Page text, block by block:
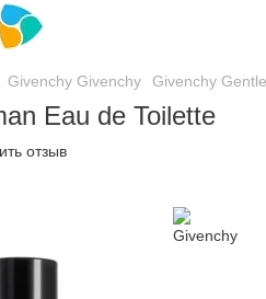
Givenchy Givenchy Givenchy
Eau de Toilette
отзыв